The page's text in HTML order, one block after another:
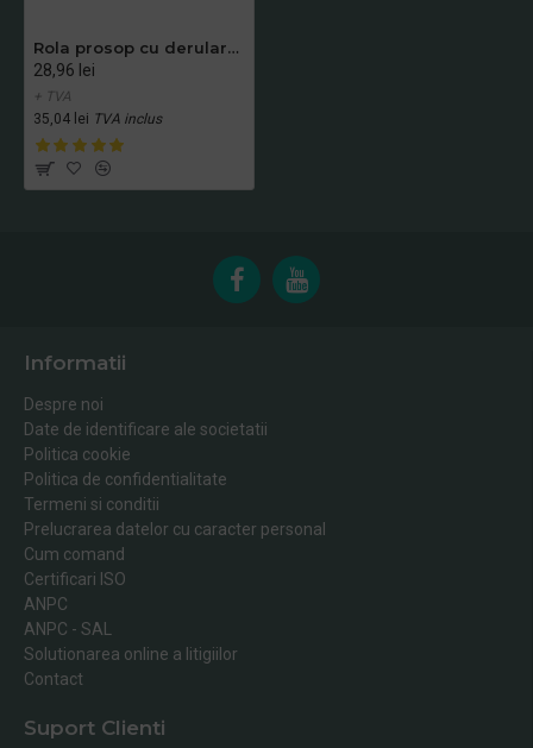
Rola prosop cu derulare externa, in 2 straturi, Dry Tech, TAD, Papernet, 100m
28,96 lei
+ TVA
35,04 lei TVA inclus
Informatii
Despre noi
Date de identificare ale societatii
Politica cookie
Politica de confidentialitate
Termeni si conditii
Prelucrarea datelor cu caracter personal
Cum comand
Certificari ISO
ANPC
ANPC - SAL
Solutionarea online a litigiilor
Contact
Suport Clienti